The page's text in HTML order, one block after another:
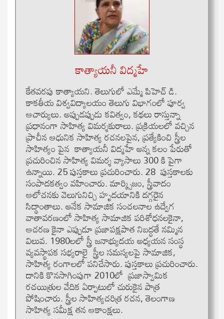
కాత్యాయనీ విద్మహే
కేతవరపు కాత్యాయని. తెలుగులో ఎమ్మే పిహెచ్ డి.
కాకతీయ విశ్వవిద్యాలయం తెలుగు విభాగంలో పూర్వ
ఆచార్యులు. అప్పుడప్పుడు కవిత్వం, కథలు రాస్తున్నా
ప్రధానంగా సాహిత్య విమర్శకురాలు. ప్రక్రియలలో వచ్చిన
ప్రాచీన ఆధునిక సాహిత్య రచనలపైన, ప్రత్యేకించి స్త్రీల
సాహిత్యం పైన కాత్యాయనీ విద్మహే అన్న కలం పేరుతో
ప్రచురించిన సాహిత్య విమర్శ వ్యాసాలు 300 కి పైగా
ఉన్నాయి. 25 పుస్తకాలు ప్రచురించారు. 28 పుస్తకాలకు
సంపాదకత్వం వహించారు. మార్క్సిజం, స్త్రీవాదం
ఆలోచనకు వెలుగునిచ్చి హృదయానికి దగ్గరైన
సిద్థాంతాలు. అనేక సామాజిక సంచలనాల ఉద్వేగ
వాతావరణంలో సాహిత్య సామాజిక పరిశోధనలకైనా,
ఆచరణ కైనా ఎప్పుడూ ప్రజాపక్షపాత నిబద్ధతే నమ్మిన
విలువ. 1980లలో స్త్రీ జనాభ్యుదయ అధ్యయన సంస్థ
వ్యవస్థాపక సభ్యరాలై స్త్రీల సమస్యలపై సామాజిక,
సాహిత్య రంగాలలో పనిచేసారు. పుస్తకాలు ప్రచురించారు.
దానికి కొనసాగింపుగా 2010లో ప్రజాస్వామిక
రచయిత్రుల వేదిక ఏర్పాటులో చురుకైన పాత్ర
పోషించారు. స్త్రీల సాహిత్యచరిత్ర రచన, తెలంగాణ
సాహిత్య సమీక్ష తన ఆకాంక్షలు.